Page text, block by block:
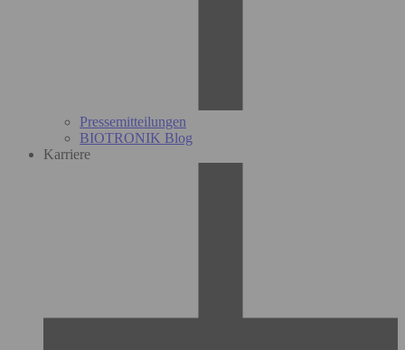
Pressemitteilungen
BIOTRONIK Blog
Karriere